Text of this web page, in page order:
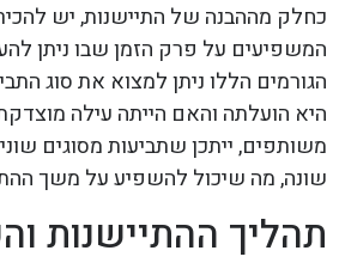
כחלק מההבנה של התיישנות, יש
המשפיעים על פרק הזמן שבו ניתן
הגורמים הללו ניתן למצוא את סוג
היא הועלתה והאם הייתה עילה
משותפים, ייתכן שתביעות מסוגים
שונה, מה שיכול להשפיע על משך
תהליך ההתיישנות